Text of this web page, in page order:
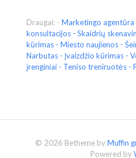
Draugai: - Marketingo agentūra
konsultacijos - Skaidrių
kūrimas - Miesto naujienos -
Narbutas - Įvaizdžio kūrimas -
įrenginiai - Teniso treniruotės -
© 2026 Betheme byMuffin
Powered by